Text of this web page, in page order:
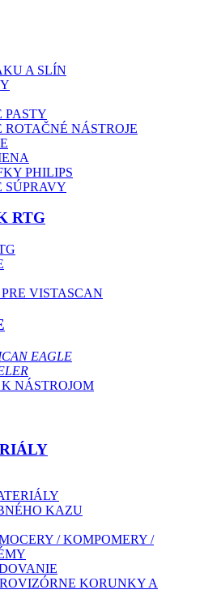
A SLÍN
PASTY
NÁSTROJE
PHILIPS
SÚPRAVY
RTG
VISTASCAN
EAGLE
NÁSTROJOM
KAZU
/ KOMPOMERY /
KORUNKY A